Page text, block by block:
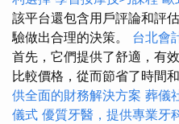
該平台還包含用戶評論和評
驗做出合理的決策。 台北會
首先，它們提供了舒適，有
比較價格，從而節省了時間
供全面的財務解決方案 葬儀
儀式 優質牙醫，提供專業牙